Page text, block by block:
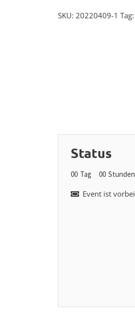
SKU: 20220409-1 Tag:
Status
00 Tag 00 Stunden
Event ist vorbei